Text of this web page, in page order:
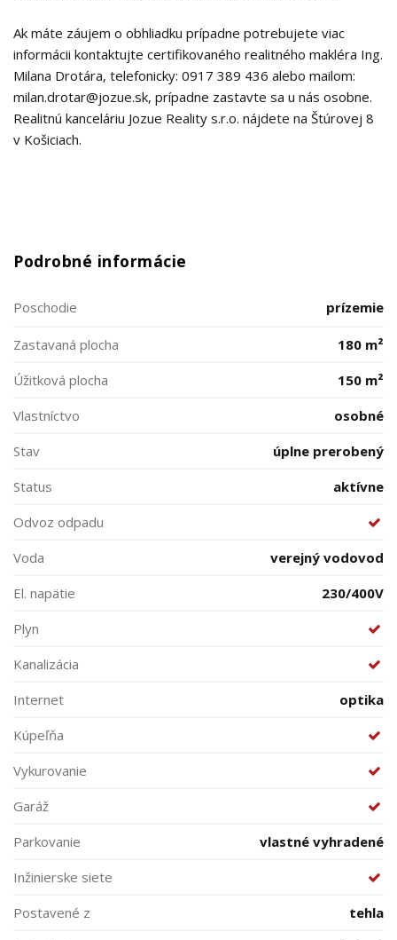
Ak máte záujem o obhliadku prípadne potrebujete viac
informácii kontaktujte certifikovaného realitného makléra Ing.
Milana Drotára, telefonicky: 0917 389 436 alebo mailom:
milan.drotar@jozue.sk, prípadne zastavte sa u nás osobne.
Realitnú kanceláriu Jozue Reality s.r.o. nájdete na Štúrovej 8
v Košiciach.
Podrobné informácie
Poschodie prízemie
Zastavaná plocha
180 m²
Úžitková plocha
150 m²
Vlastníctvo
osobné
Stav
úplne prerobený
Status
aktívne
Odvoz odpadu
Voda
verejný vodovod
El. napätie
230/400V
Plyn
Kanalizácia
Internet
optika
Kúpeľňa
Vykurovanie
Garáž
Parkovanie
vlastné vyhradené
Inžinierske siete
Postavené z
tehla